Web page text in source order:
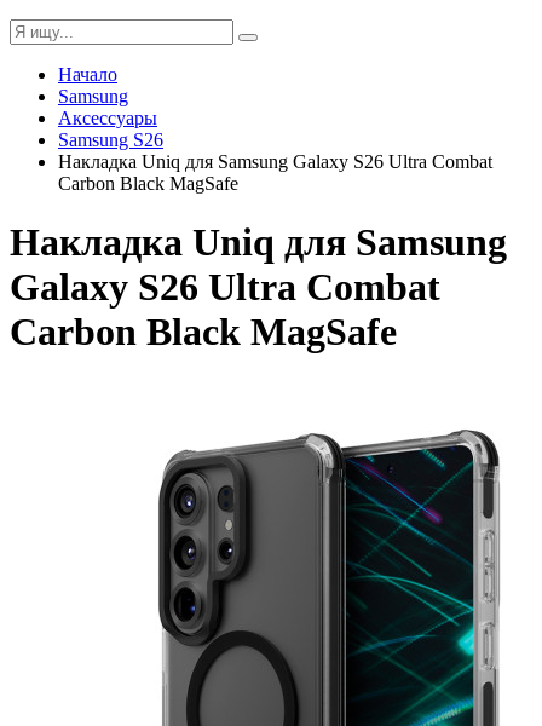
Начало
Samsung
Аксессуары
Samsung S26
Накладка Uniq для Samsung Galaxy S26 Ultra Combat
Carbon Black MagSafe
Накладка Uniq для Samsung
Galaxy S26 Ultra Combat
Carbon Black MagSafe